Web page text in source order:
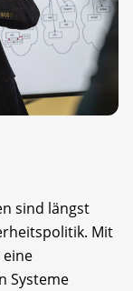
sind längst
Mit
Systeme